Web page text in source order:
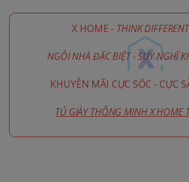
X HOME - THINK
NGÔI NHÀ ĐẶC BIỆT - SUY NGHĨ
KHUYỄN MÃI CỰC SỐC - CỰC
TỦ GIÀY THÔNG MINH X HOME